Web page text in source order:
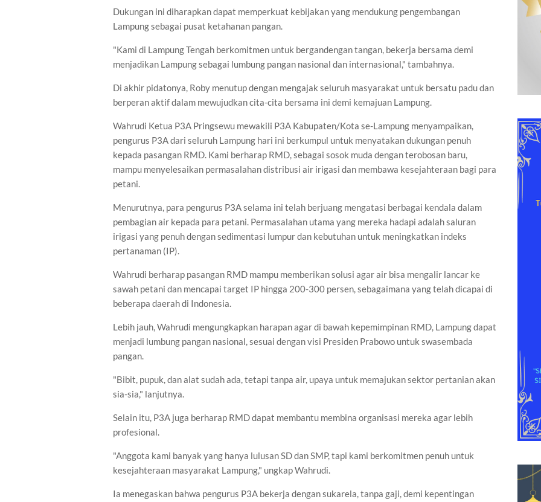
Dukungan ini diharapkan dapat memperkuat kebijakan yang mendukung pengembangan
Lampung sebagai pusat ketahanan pangan.
"Kami di Lampung Tengah berkomitmen untuk bergandengan tangan, bekerja bersama demi
menjadikan Lampung sebagai lumbung pangan nasional dan internasional," tambahnya.
Di akhir pidatonya, Roby menutup dengan mengajak seluruh masyarakat untuk bersatu padu dan
berperan aktif dalam mewujudkan cita-cita bersama ini demi kemajuan Lampung.
Wahrudi Ketua P3A Pringsewu mewakili P3A Kabupaten/Kota se-Lampung menyampaikan,
pengurus P3A dari seluruh Lampung hari ini berkumpul untuk menyatakan dukungan penuh
kepada pasangan RMD. Kami berharap RMD, sebagai sosok muda dengan terobosan baru,
mampu menyelesaikan permasalahan distribusi air irigasi dan membawa kesejahteraan bagi para
petani.
Menurutnya, para pengurus P3A selama ini telah berjuang mengatasi berbagai kendala dalam
pembagian air kepada para petani. Permasalahan utama yang mereka hadapi adalah saluran
irigasi yang penuh dengan sedimentasi lumpur dan kebutuhan untuk meningkatkan indeks
pertanaman (IP).
Wahrudi berharap pasangan RMD mampu memberikan solusi agar air bisa mengalir lancar ke
sawah petani dan mencapai target IP hingga 200-300 persen, sebagaimana yang telah dicapai di
beberapa daerah di Indonesia.
Lebih jauh, Wahrudi mengungkapkan harapan agar di bawah kepemimpinan RMD, Lampung dapat
menjadi lumbung pangan nasional, sesuai dengan visi Presiden Prabowo untuk swasembada
pangan.
"Bibit, pupuk, dan alat sudah ada, tetapi tanpa air, upaya untuk memajukan sektor pertanian akan
sia-sia," lanjutnya.
Selain itu, P3A juga berharap RMD dapat membantu membina organisasi mereka agar lebih
profesional.
"Anggota kami banyak yang hanya lulusan SD dan SMP, tapi kami berkomitmen penuh untuk
kesejahteraan masyarakat Lampung," ungkap Wahrudi.
Ia menegaskan bahwa pengurus P3A bekerja dengan sukarela, tanpa gaji, demi kepentingan